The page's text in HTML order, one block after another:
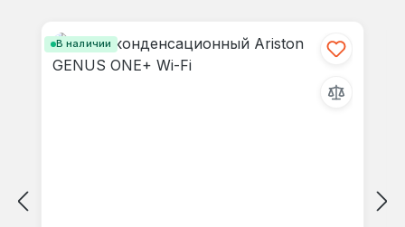
В наличии